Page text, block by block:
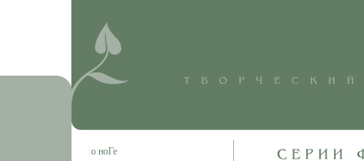
о ноГе